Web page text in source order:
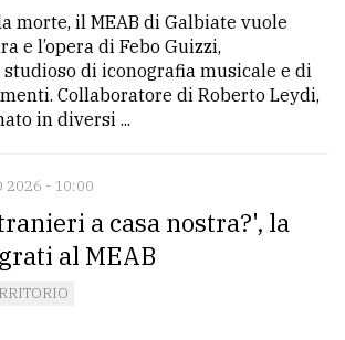
morte, il MEAB di Galbiate vuole
e l’opera di Febo Guizzi,
di iconografia musicale e di
Collaboratore di Roberto Leydi,
in diversi ...
2026 - 10:00
a casa nostra?', la
al MEAB